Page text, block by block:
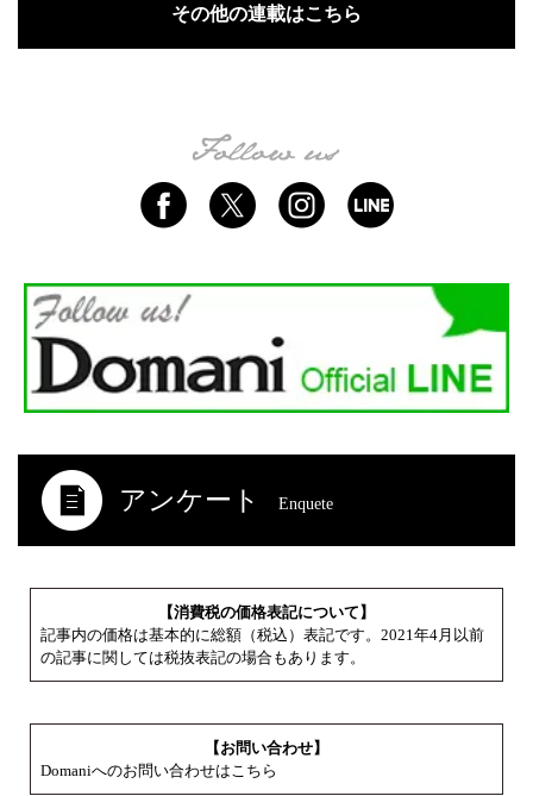
その他の連載はこちら
アンケート Enquete
【消費税の価格表記について】
記事内の価格は基本的に総額（税込）表記です。2021年4月以前
の記事に関しては税抜表記の場合もあります。
【お問い合わせ】
Domaniへのお問い合わせはこちら